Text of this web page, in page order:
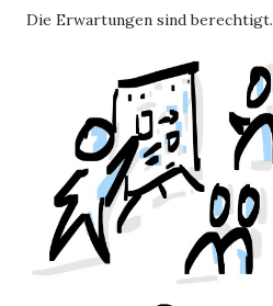
Die Erwartungen sind berechtigt.